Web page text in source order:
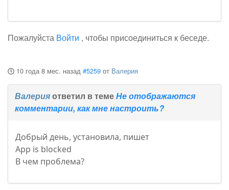
Пожалуйста Войти , чтобы присоединиться к беседе.
10 года 8 мес. назад #5259 от Валерия
Валерияответил в темеНе отображаются
комментарии, как мне настроить?
Добрый день, установила, пишет
App is blocked
В чем проблема?